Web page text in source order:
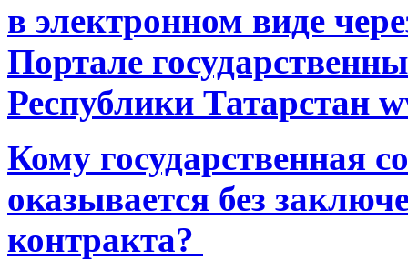
в электронном виде
Портале
Республики Татарстан
Кому государственная
оказывается без
контракта?